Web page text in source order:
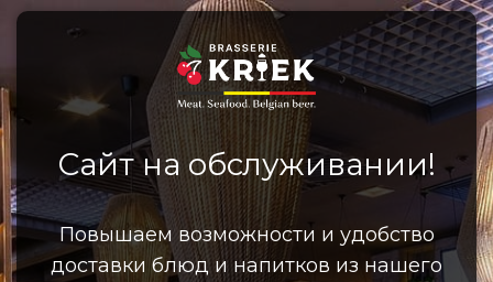
Сайт на обслуживании!
Повышаем возможности и удобство
доставки блюд и напитков из нашего